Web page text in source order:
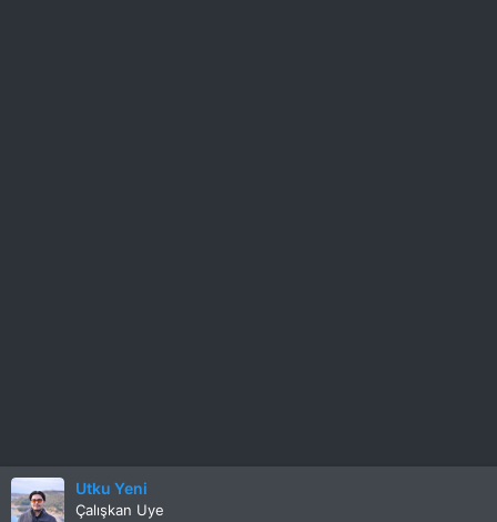
Utku Yeni
Çalışkan Uye